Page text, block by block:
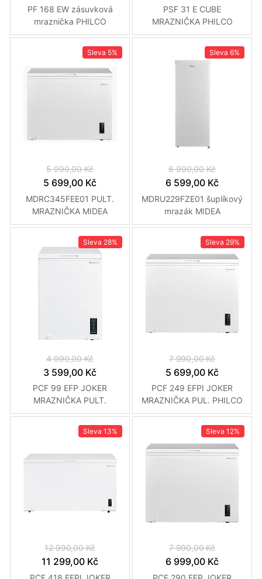
PF 168 EW zásuvková
mraznička PHILCO
PSF 31 E CUBE
MRAZNIČKA PHILCO
Sleva 5%
5 990,00 Kč
5 699,00 Kč
MDRC345FEE01 PULT.
MRAZNIČKA MIDEA
Sleva 6%
6 990,00 Kč
6 599,00 Kč
MDRU229FZE01 šuplíkový
mrazák MIDEA
Sleva 28%
4 990,00 Kč
3 599,00 Kč
PCF 99 EFP JOKER
MRAZNIČKA PULT.
PHILCO
Sleva 29%
7 990,00 Kč
5 699,00 Kč
PCF 249 EFPI JOKER
MRAZNIČKA PUL. PHILCO
Sleva 13%
12 990,00 Kč
11 299,00 Kč
Sleva 12%
7 990,00 Kč
6 999,00 Kč